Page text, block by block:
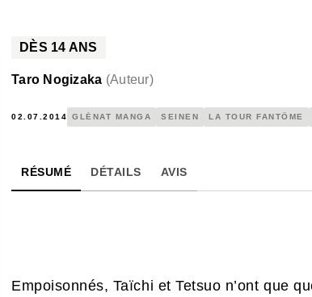
DÈS 14 ANS
Taro Nogizaka (Auteur)
02.07.2014 GLÉNAT MANGA SEINEN LA TOUR FANTÔME
RÉSUMÉ DÉTAILS AVIS
Empoisonnés, Taïchi et Tetsuo n’ont que